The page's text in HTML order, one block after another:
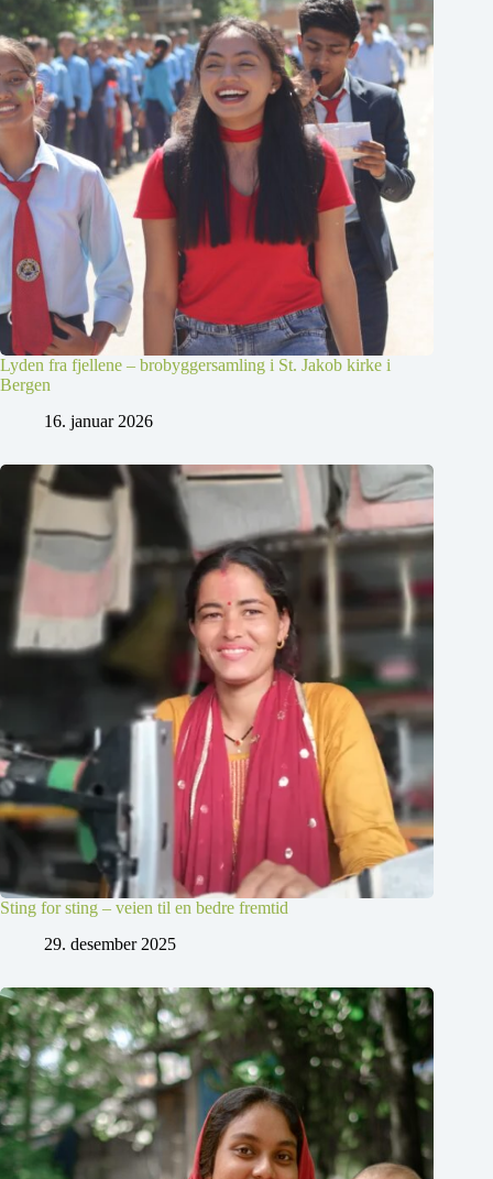
Lyden fra fjellene – brobyggersamling i St. Jakob kirke i
Bergen
16. januar 2026
Sting for sting – veien til en bedre fremtid
29. desember 2025